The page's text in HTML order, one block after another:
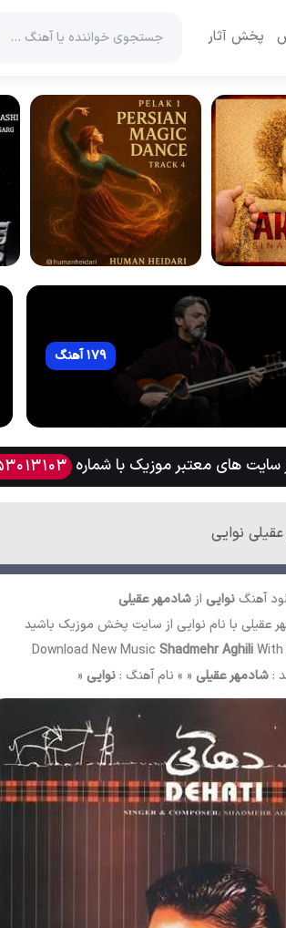
پخش آثار
179 آهنگ
های معتبر موزیک با شماره
نوایی
آهنگ نواییاز شادمهر عقیلی
عقیلی با نام نوایی از سایت پخش موزیک باشید
Download New Music Shadmehr AghiliWith
: شادمهر عقیلی« » نام آهنگ : نوایی«